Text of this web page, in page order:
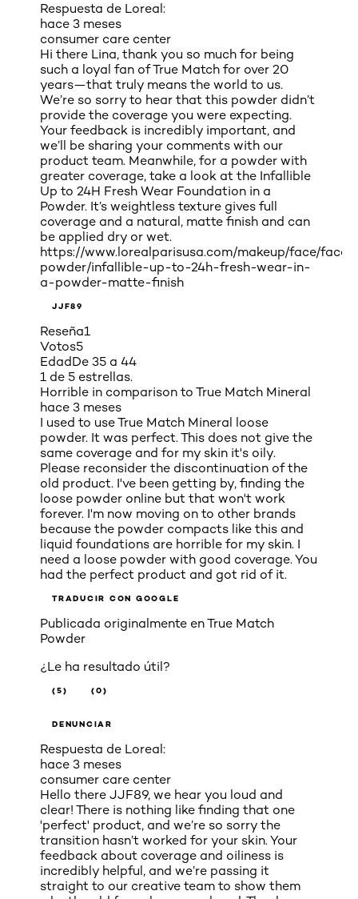
Respuesta de Loreal:
hace 3 meses
consumer care center
Hi there Lina, thank you so much for being
such a loyal fan of True Match for over 20
years—that truly means the world to us.
We’re so sorry to hear that this powder didn’t
provide the coverage you were expecting.
Your feedback is incredibly important, and
we’ll be sharing your comments with our
product team. Meanwhile, for a powder with
greater coverage, take a look at the Infallible
Up to 24H Fresh Wear Foundation in a
Powder. It’s weightless texture gives full
coverage and a natural, matte finish and can
be applied dry or wet.
https://www.lorealparisusa.com/makeup/face/face-
powder/infallible-up-to-24h-fresh-wear-in-
a-powder-matte-finish
JJF89
Reseña1
Votos5
EdadDe 35 a 44
1 de 5 estrellas.
Horrible in comparison to True Match Mineral
hace 3 meses
I used to use True Match Mineral loose
powder. It was perfect. This does not give the
same coverage and for my skin it's oily.
Please reconsider the discontinuation of the
old product. I've been getting by, finding the
loose powder online but that won't work
forever. I'm now moving on to other brands
because the powder compacts like this and
liquid foundations are horrible for my skin. I
need a loose powder with good coverage. You
had the perfect product and got rid of it.
TRADUCIR CON GOOGLE
Publicada originalmente enTrue Match
Powder
¿Le ha resultado útil?
(5) (0)
DENUNCIAR
Respuesta de Loreal:
hace 3 meses
consumer care center
Hello there JJF89, we hear you loud and
clear! There is nothing like finding that one
'perfect' product, and we’re so sorry the
transition hasn’t worked for your skin. Your
feedback about coverage and oiliness is
incredibly helpful, and we’re passing it
straight to our creative team to show them